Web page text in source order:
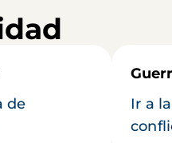
de
Ir a